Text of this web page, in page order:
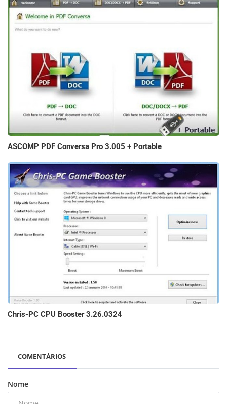
ASCOMP PDF Conversa Pro 3.005 + Portable
Chris-PC CPU Booster 3.26.0324
COMENTÁRIOS
Nome